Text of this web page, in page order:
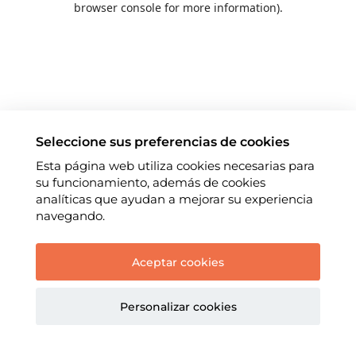
browser console for more information).
Seleccione sus preferencias de cookies
Esta página web utiliza cookies necesarias para
su funcionamiento, además de cookies
analíticas que ayudan a mejorar su experiencia
navegando.
Aceptar cookies
Personalizar cookies